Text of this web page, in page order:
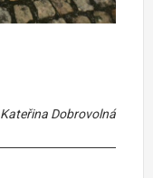
Kateřina Dobrovolná